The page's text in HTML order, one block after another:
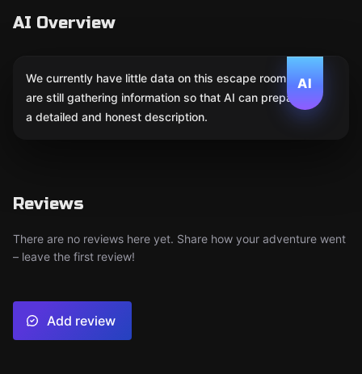
AI Overview
AI
We currently have little data on this escape room. We
are still gathering information so that AI can prepare
a detailed and honest description.
Reviews
There are no reviews here yet. Share how your adventure went
– leave the first review!
Add review